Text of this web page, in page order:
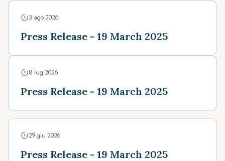
3 ago 2026
Press Release - 19 March 2025
8 lug 2026
Press Release - 19 March 2025
29 giu 2026
Press Release - 19 March 2025